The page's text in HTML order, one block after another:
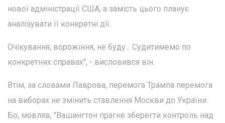
нової адміністрації США, а замість цього планує
аналізувати її конкретні дії.
Очікування, ворожіння, не буду... Судитимемо по
конкретних справах", - висловився він.
Втім, за словами Лаврова, перемога Трампа перемога
на виборах не змінить ставлення Москви до України.
Бо, мовляв, "Вашингтон прагне зберегти контроль над